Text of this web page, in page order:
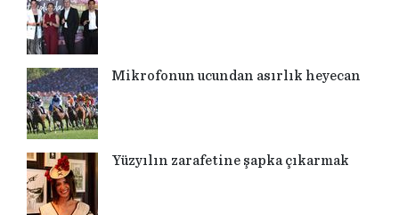
Mikrofonun ucundan asırlık heyecan
Yüzyılın zarafetine şapka çıkarmak